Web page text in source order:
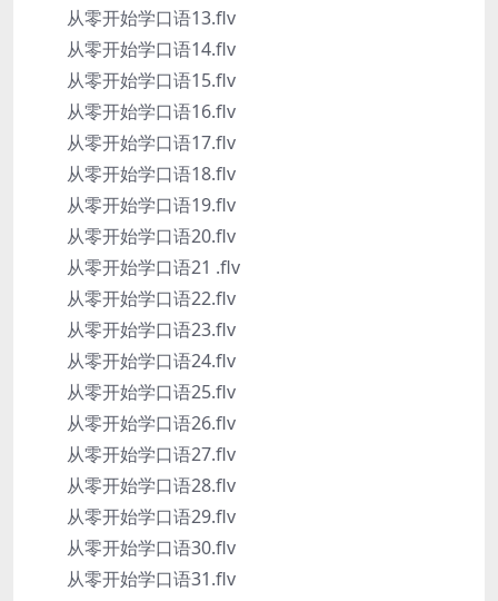
从零开始学口语13.flv
从零开始学口语14.flv
从零开始学口语15.flv
从零开始学口语16.flv
从零开始学口语17.flv
从零开始学口语18.flv
从零开始学口语19.flv
从零开始学口语20.flv
从零开始学口语21 .flv
从零开始学口语22.flv
从零开始学口语23.flv
从零开始学口语24.flv
从零开始学口语25.flv
从零开始学口语26.flv
从零开始学口语27.flv
从零开始学口语28.flv
从零开始学口语29.flv
从零开始学口语30.flv
从零开始学口语31.flv